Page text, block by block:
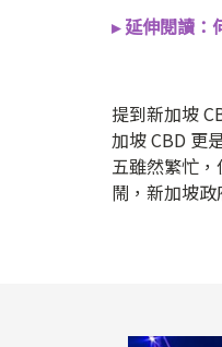
▸ 延伸閱讀：
提到新加坡
加坡 CBD 更
五雖然繁忙
鬧，新加坡